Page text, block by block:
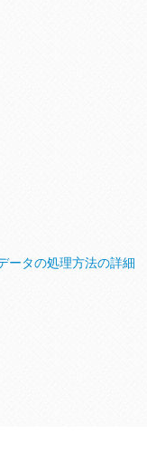
ータの処理方法の詳細